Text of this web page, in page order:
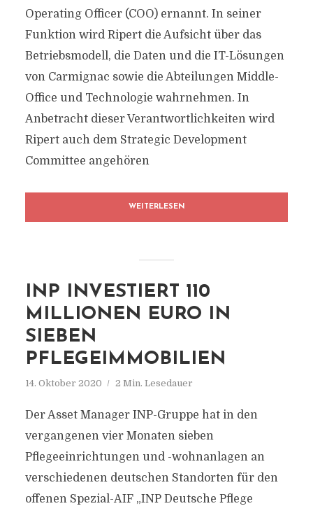
Operating Officer (COO) ernannt. In seiner
Funktion wird Ripert die Aufsicht über das
Betriebsmodell, die Daten und die IT-Lösungen
von Carmignac sowie die Abteilungen Middle-
Office und Technologie wahrnehmen. In
Anbetracht dieser Verantwortlichkeiten wird
Ripert auch dem Strategic Development
Committee angehören
WEITERLESEN
INP INVESTIERT 110
MILLIONEN EURO IN
SIEBEN
PFLEGEIMMOBILIEN
14. Oktober 2020 2 Min. Lesedauer
Der Asset Manager INP-Gruppe hat in den
vergangenen vier Monaten sieben
Pflegeeinrichtungen und -wohnanlagen an
verschiedenen deutschen Standorten für den
offenen Spezial-AIF „INP Deutsche Pflege